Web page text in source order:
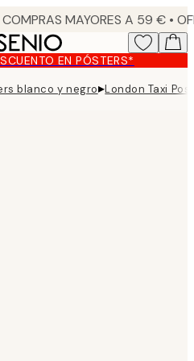
EN PÓSTERS*
blanco y negro▸London Taxi